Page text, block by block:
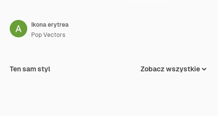
Ikona erytrea
Pop Vectors
Ten sam styl Zobacz wszystkie